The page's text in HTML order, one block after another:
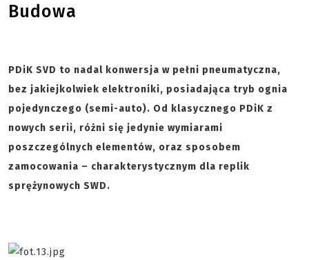
Budowa
PDiK SVD to nadal konwersja w pełni pneumatyczna,
bez jakiejkolwiek elektroniki, posiadająca tryb ognia
pojedynczego (semi-auto). Od klasycznego PDiK z
nowych serii, różni się jedynie wymiarami
poszczególnych elementów, oraz sposobem
zamocowania – charakterystycznym dla replik
sprężynowych SWD.